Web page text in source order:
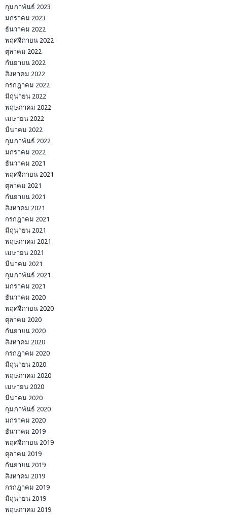
กุมภาพันธ์ 2023
มกราคม 2023
ธันวาคม 2022
พฤศจิกายน 2022
ตุลาคม 2022
กันยายน 2022
สิงหาคม 2022
กรกฎาคม 2022
มิถุนายน 2022
พฤษภาคม 2022
เมษายน 2022
มีนาคม 2022
กุมภาพันธ์ 2022
มกราคม 2022
ธันวาคม 2021
พฤศจิกายน 2021
ตุลาคม 2021
กันยายน 2021
สิงหาคม 2021
กรกฎาคม 2021
มิถุนายน 2021
พฤษภาคม 2021
เมษายน 2021
มีนาคม 2021
กุมภาพันธ์ 2021
มกราคม 2021
ธันวาคม 2020
พฤศจิกายน 2020
ตุลาคม 2020
กันยายน 2020
สิงหาคม 2020
กรกฎาคม 2020
มิถุนายน 2020
พฤษภาคม 2020
เมษายน 2020
มีนาคม 2020
กุมภาพันธ์ 2020
มกราคม 2020
ธันวาคม 2019
พฤศจิกายน 2019
ตุลาคม 2019
กันยายน 2019
สิงหาคม 2019
กรกฎาคม 2019
มิถุนายน 2019
พฤษภาคม 2019